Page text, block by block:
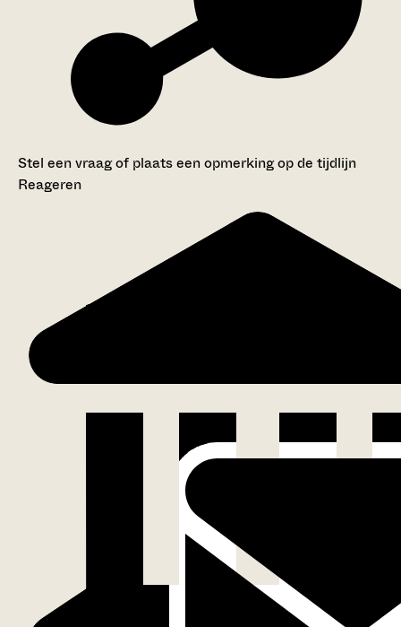
Stel een vraag of plaats een opmerking op de tijdlijn
Reageren